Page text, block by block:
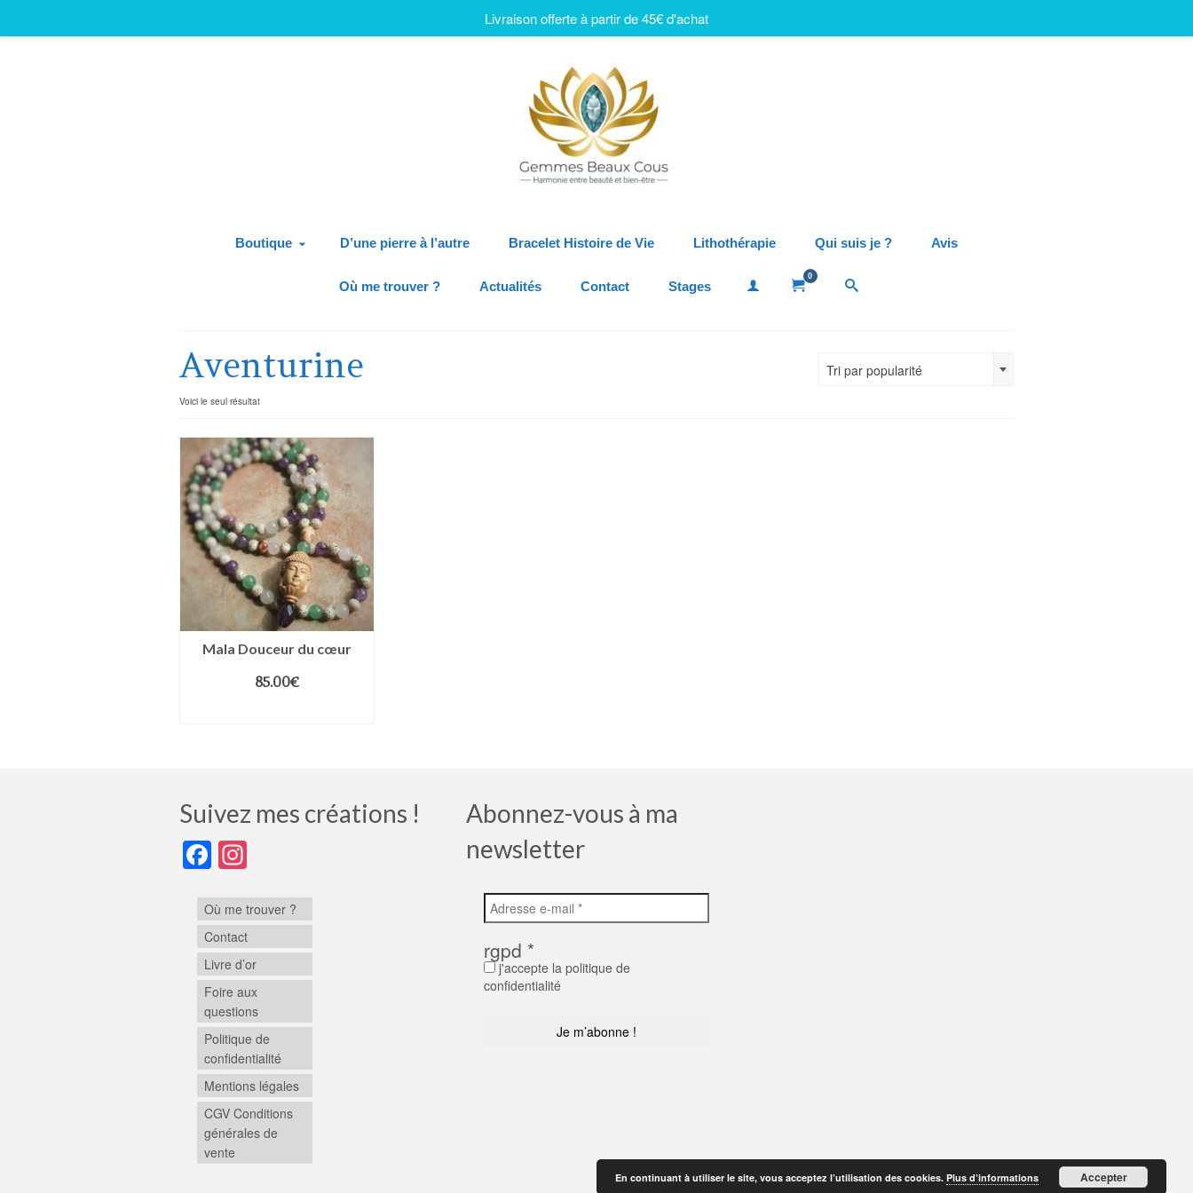
Boutique D’une pierre à l’autre Bracelet Histoire de Vie Lithothérapie Qui suis je ? Avis
Où me trouver ? Actualités Contact Stages
0
Aventurine
Voici le seul résultat
Tri par popularité
Mala Douceur du cœur
85.00€
Suivez mes créations !
Facebook
Où me trouver ?
Contact
Livre d’or
Foire aux
questions
Politique de
confidentialité
Mentions légales
CGV Conditions
générales de
vente
Abonnez-vous à ma
newsletter
rgpd *
j'accepte la politique de
confidentialité
Livraison offerte à partir de 45€ d'achat
En continuant à utiliser le site, vous acceptez l’utilisation des cookies. Plus d’informations Accepter